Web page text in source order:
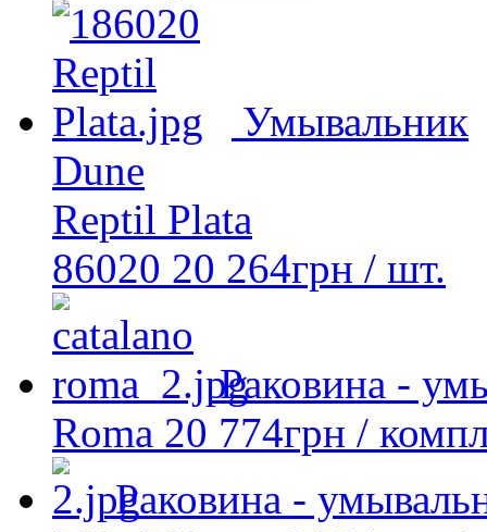
Умывальник
Dune
Reptil Plata
86020 20 264грн / шт.
Раковина -
Roma 20 774грн /
Раковина -